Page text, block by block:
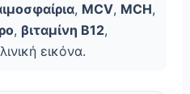
, MCV, MCH,
, βιταμίνη Β12,
εικόνα.